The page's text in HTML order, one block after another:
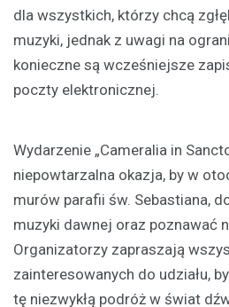
dla wszystkich, którzy chcą
muzyki, jednak z uwagi na
konieczne są wcześniejsze
poczty elektronicznej.
Wydarzenie „Cameralia in
niepowtarzalna okazja, by w
murów parafii św. Sebastiana,
muzyki dawnej oraz poznawać
Organizatorzy zapraszają
zainteresowanych do udziału,
tę niezwykłą podróż w świat